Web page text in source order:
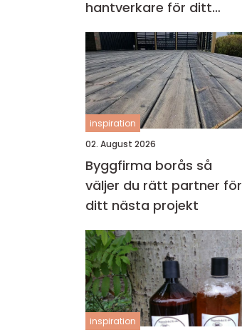
hantverkare för ditt
projekt
inspiration
02. August 2026
Byggfirma borås så
väljer du rätt partner för
ditt nästa projekt
inspiration